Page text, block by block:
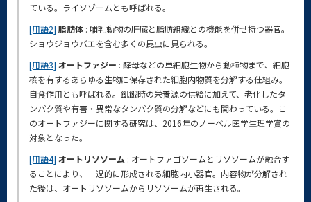
ている。ライソゾームとも呼ばれる。
[用語2] 脂肪体 : 哺乳動物の肝臓と脂肪組織との機能を併せ持つ器官。
ショウジョウバエを含む多くの昆虫に見られる。
[用語3] オートファジー : 酵母などの単細胞生物から動植物まで、細胞
核を有するあらゆる生物に保存された細胞内物質を分解する仕組み。
自食作用とも呼ばれる。飢餓時の栄養源の供給に加えて、老化したタ
ンパク質や有害・異常なタンパク質の分解などにも関わっている。こ
のオートファジーに関する研究は、2016年のノーベル医学生理学賞の
対象となった。
[用語4] オートリソソーム : オートファゴソームとリソソームが融合す
ることにより、一過的に形成される細胞内小器官。内容物が分解され
た後は、オートリソソームからリソソームが再生される。